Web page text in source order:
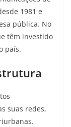
1981 e
pública. No
têm investido
país.
suas redes,